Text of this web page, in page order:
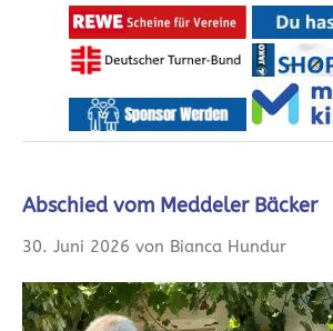
Abschied vom Meddeler Bäcker
30. Juni 2026 von Bianca Hundur